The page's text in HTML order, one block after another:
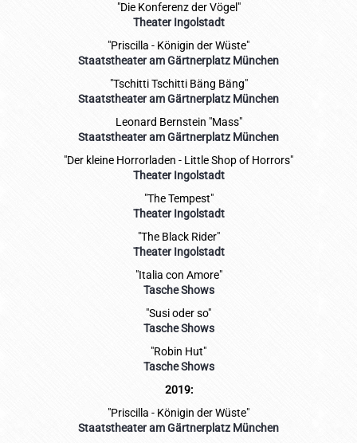
"Die Konferenz der Vögel"
Theater Ingolstadt
"Priscilla - Königin der Wüste"
Staatstheater am Gärtnerplatz München
"Tschitti Tschitti Bäng Bäng"
Staatstheater am Gärtnerplatz München
Leonard Bernstein "Mass"
Staatstheater am Gärtnerplatz München
"Der kleine Horrorladen - Little Shop of Horrors"
Theater Ingolstadt
"The Tempest"
Theater Ingolstadt
"The Black Rider"
Theater Ingolstadt
"Italia con Amore"
Tasche Shows
"Susi oder so"
Tasche Shows
"Robin Hut"
Tasche Shows
2019:
"Priscilla - Königin der Wüste"
Staatstheater am Gärtnerplatz München